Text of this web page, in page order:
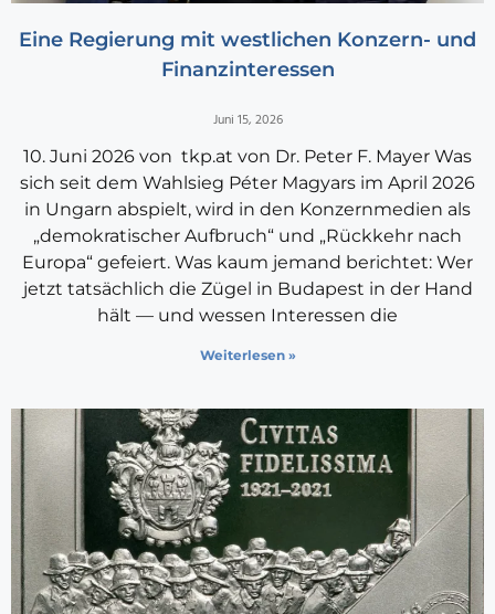
Eine Regierung mit westlichen Konzern- und
Finanzinteressen
Juni 15, 2026
10. Juni 2026 von tkp.at von Dr. Peter F. Mayer Was
sich seit dem Wahlsieg Péter Magyars im April 2026
in Ungarn abspielt, wird in den Konzernmedien als
„demokratischer Aufbruch“ und „Rückkehr nach
Europa“ gefeiert. Was kaum jemand berichtet: Wer
jetzt tatsächlich die Zügel in Budapest in der Hand
hält — und wessen Interessen die
Weiterlesen »